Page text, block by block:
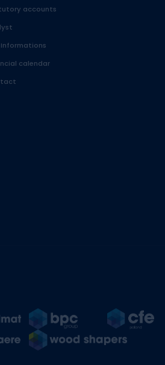
accounts
Informations
calendar